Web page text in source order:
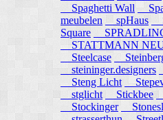
Spaghetti Wall
meubelen
spHaus
Square
STATTMANN
Steelcase
steininger.designers
Steng Licht
stglicht
Stickbee
Stockinger